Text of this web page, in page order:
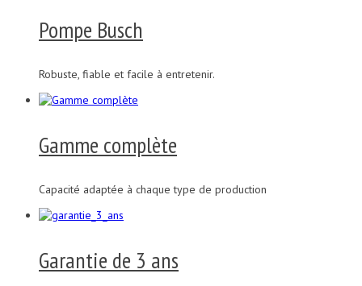
Pompe Busch
Robuste, fiable et facile à entretenir.
Gamme complète
Capacité adaptée à chaque type de production
Garantie de 3 ans